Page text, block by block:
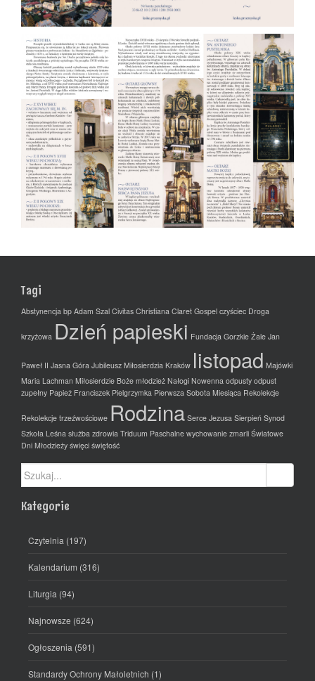
Tagi
Abstynencja bp Adam Szal Civitas Christiana Claret Gospel czyściec Droga
krzyżowa Dzień papieski Fundacja Gorzkie Żale Jan
Paweł II Jasna Góra Jubileusz Miłosierdzia Kraków listopad Majówki
Maria Lachman Miłosierdzie Boże młodzież Nałogi Nowenna odpusty odpust
zupełny Papież Franciszek Pielgrzymka Pierwsza Sobota Miesiąca Rekolekcje
Rekolekcje trzeźwościowe Rodzina Serce Jezusa Sierpień Synod
Szkoła Leśna służba zdrowia Triduum Paschalne wychowanie zmarli Światowe
Dni Młodzieży święci świętość
Szukaj:
Kategorie
Czytelnia (197)
Kalendarium (316)
Liturgia (94)
Najnowsze (624)
Ogłoszenia (591)
Standardy Ochrony Małoletnich (1)